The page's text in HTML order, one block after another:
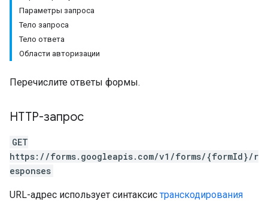
Параметры запроса
Тело запроса
Тело ответа
Области авторизации
Перечислите ответы формы.
HTTP-запрос
GET
https://forms.googleapis.com/v1/forms/{formId}/r
esponses
URL-адрес использует синтаксис транскодирования